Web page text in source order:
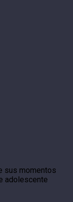
sus momentos
adolescente